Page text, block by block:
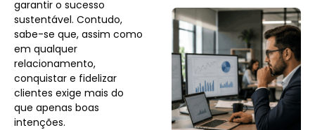
garantir o sucesso
sustentável. Contudo,
sabe-se que, assim como
em qualquer
relacionamento,
conquistar e fidelizar
clientes exige mais do
que apenas boas
intenções.